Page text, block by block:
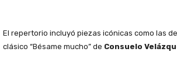
El repertorio incluyó piezas icónicas como las de
clásico “Bésame mucho” de Consuelo